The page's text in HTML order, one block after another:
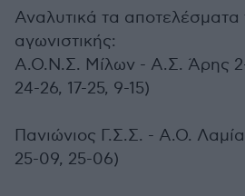
Αναλυτικά τα αποτελέσματα
αγωνιστικής:
Α.Ο.Ν.Σ. Μίλων - Α.Σ. Άρης
24-26, 17-25, 9-15)
Πανιώνιος Γ.Σ.Σ. - Α.Ο.
25-09, 25-06)